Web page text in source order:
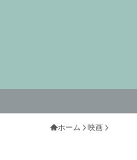
ホーム 映画